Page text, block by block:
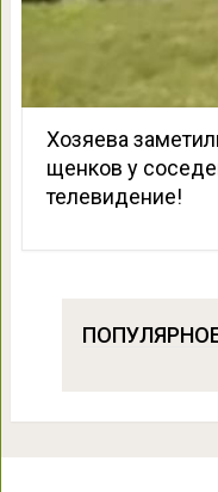
Хозяева
щенков у
телевидение!